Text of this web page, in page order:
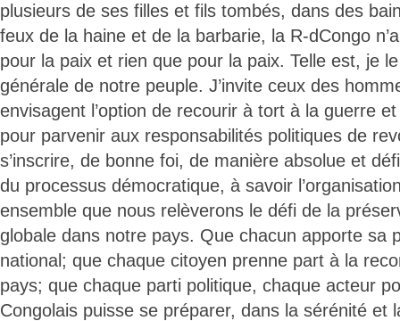
plusieurs de ses filles et fils tombés, dans des
feux de la haine et de la barbarie, la R-dCongo
pour la paix et rien que pour la paix. Telle est, je
générale de notre peuple. J’invite ceux des
envisagent l’option de recourir à tort à la guerre
pour parvenir aux responsabilités politiques de
s’inscrire, de bonne foi, de manière absolue et
du processus démocratique, à savoir
ensemble que nous relèverons le défi de la
globale dans notre pays. Que chacun apporte sa
national; que chaque citoyen prenne part à la
pays; que chaque parti politique, chaque acteur
Congolais puisse se préparer, dans la sérénité et